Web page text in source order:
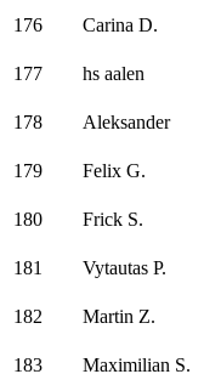
176
Carina D.
177
hs aalen
178 Aleksander
179
Felix G.
180
Frick S.
181
Vytautas P.
182
Martin Z.
183
Maximilian S.